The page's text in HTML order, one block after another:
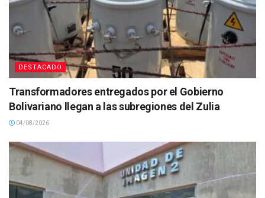
DESTACADO
Transformadores entregados por el Gobierno
Bolivariano llegan a las subregiones del Zulia
04/08/2026